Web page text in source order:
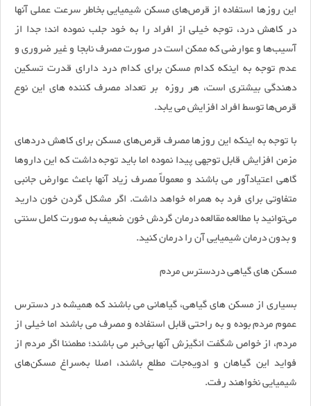
این روزها استفاده از قرص‌های مسکن شیمیایی بخاطر سرعت عملی آنها
در کاهش درد، توجه خیلی از افراد را به خود جلب نموده اند؛ جدا از
آسیب‌ها و عوارضی که ممکن است در صورت مصرف نابجا و غیر ضروری و
عدم توجه به اینکه کدام مسکن برای کدام درد دارای قدرت تسکین‌
دهندگی بیشتری است، هر روزه بر تعداد مصرف کننده های این نوع
قرص‌ها توسط افراد افزایش می یابد.
با توجه به اینکه این روزها مصرف قرص‌های مسکن برای کاهش دردهای
مزمن افزایش قابل توجهی پیدا نموده اما باید توجه داشت که این داروها
گاهی اعتیادآور می باشند و معمولاً مصرف زیاد آنها باعث عوارض جانبی
متفاوتی برای فرد به‌ همراه خواهد داشت. اگر مشکل گردن خون دارید
می‌توانید با مطالعه مقالعه درمان گردش خون ضعیف به صورت کامل سنتی
و بدون درمان شیمیایی آن را درمان کنید.
مسکن های گیاهی دردسترس مردم
بسیاری از مسکن های گیاهی‌، گیاهانی می باشند که همیشه در دسترس
عموم مردم بوده و به‌ راحتی قابل استفاده و مصرف می باشند اما خیلی از
مردم‌، از خواص شگفت‌ انگیزش آنها بی‌خبر می باشند؛ مطمئنا اگر مردم از
فواید این گیاهان و ادویه‌جات مطلع باشند، اصلا به‌سراغ مسکن‌های
شیمیایی نخواهند رفت.